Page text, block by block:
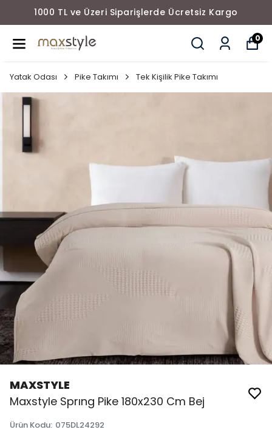
1000 TL ve Üzeri Siparişlerde Ücretsiz Kargo
0
Yatak Odası Pike Takımı Tek Kişilik Pike Takımı
MAXSTYLE
Maxstyle Sprıng Pike 180x230 Cm Bej
Ürün Kodu: 075DL24292